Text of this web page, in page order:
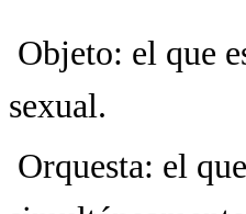
 Objeto: el
sexual.
 Orquesta: el